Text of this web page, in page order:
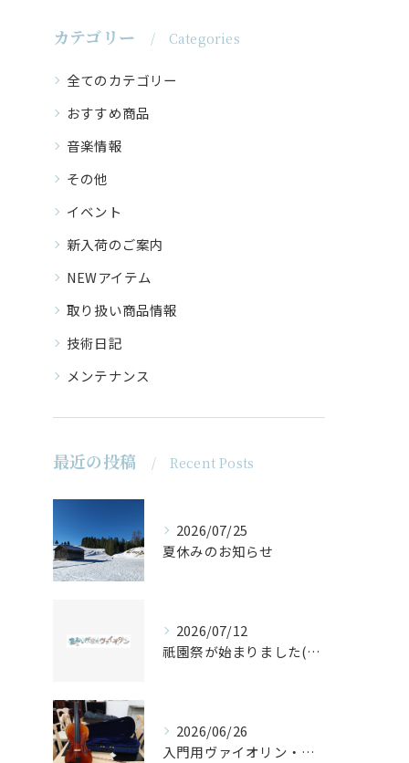
カテゴリー Categories
全てのカテゴリー
おすすめ商品
音楽情報
その他
イベント
新入荷のご案内
NEWアイテム
取り扱い商品情報
技術日記
メンテナンス
最近の投稿 Recent Posts
2026/07/25
夏休みのお知らせ
2026/07/12
祇園祭が始まりました(^^♪
2026/06/26
入門用ヴァイオリン・セットの仕上げ♪